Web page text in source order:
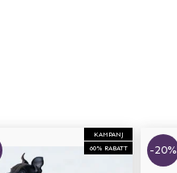
KAMPANJ
60% RABATT
-20%